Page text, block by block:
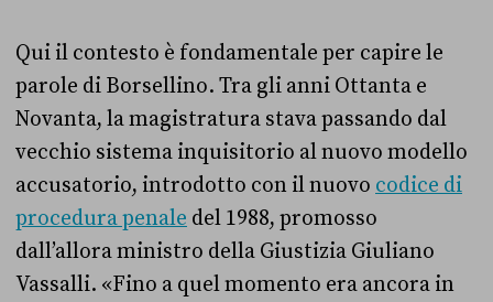
Qui il contesto è fondamentale per capire le
parole di Borsellino. Tra gli anni Ottanta e
Novanta, la magistratura stava passando dal
vecchio sistema inquisitorio al nuovo modello
accusatorio, introdotto con il nuovo codice di
procedura penale del 1988, promosso
dall’allora ministro della Giustizia Giuliano
Vassalli. «Fino a quel momento era ancora in